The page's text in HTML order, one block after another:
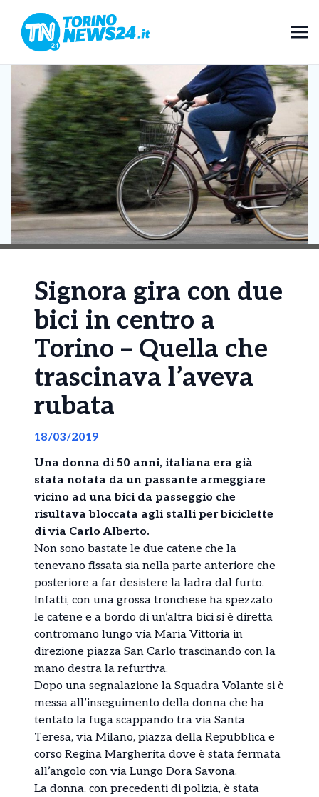
Signora gira con due
bici in centro a
Torino – Quella che
trascinava l’aveva
rubata
18/03/2019
Una donna di 50 anni, italiana era già
stata notata da un passante armeggiare
vicino ad una bici da passeggio che
risultava bloccata agli stalli per biciclette
di via Carlo Alberto.
Non sono bastate le due catene che la
tenevano fissata sia nella parte anteriore che
posteriore a far desistere la ladra dal furto.
Infatti, con una grossa tronchese ha spezzato
le catene e a bordo di un’altra bici si è diretta
contromano lungo via Maria Vittoria in
direzione piazza San Carlo trascinando con la
mano destra la refurtiva.
Dopo una segnalazione la Squadra Volante si è
messa all’inseguimento della donna che ha
tentato la fuga scappando tra via Santa
Teresa, via Milano, piazza della Repubblica e
corso Regina Margherita dove è stata fermata
all’angolo con via Lungo Dora Savona.
La donna, con precedenti di polizia, è stata